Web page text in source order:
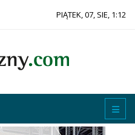
PIĄTEK, 07, SIE, 1:12